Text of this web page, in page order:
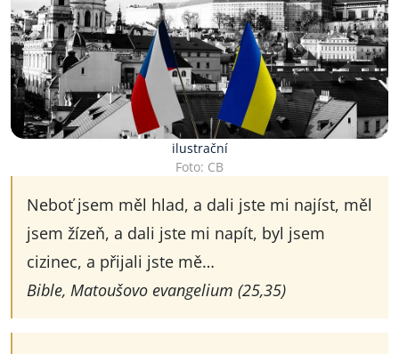
ilustrační
Foto: CB
Neboť jsem měl hlad, a dali jste mi najíst, měl
jsem žízeň, a dali jste mi napít, byl jsem
cizinec, a přijali jste mě…
Bible, Matoušovo evangelium (25,35)